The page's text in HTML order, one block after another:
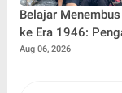
Belajar
ke Era 1946:
Magang Radityo
Aug 06, 2026